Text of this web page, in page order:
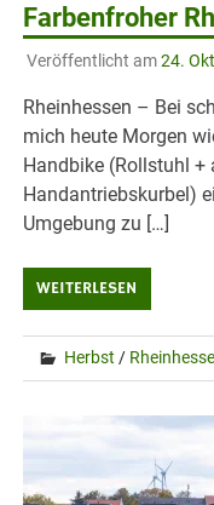
Farbenfroher
Veröffentlicht am24.
Rheinhessen – Bei
mich heute Morgen
Handbike (Rollstuhl
Handantriebskurbel)
Umgebung zu […]
WEITERLESEN
Herbst /